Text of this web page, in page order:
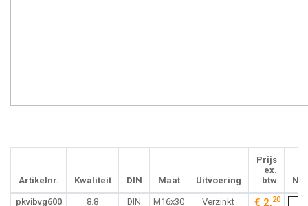
Artikelnr. Kwaliteit DIN Maat Uitvoering
Prijs
ex.
btw
pkvibvg600 8.8
DIN
M16x30 Verzinkt € 2,20